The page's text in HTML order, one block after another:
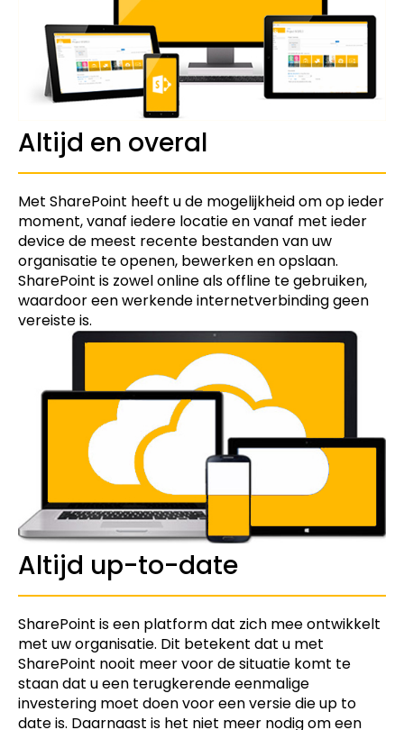
Altijd en overal
Met SharePoint heeft u de mogelijkheid om op ieder
moment, vanaf iedere locatie en vanaf met ieder
device de meest recente bestanden van uw
organisatie te openen, bewerken en opslaan.
SharePoint is zowel online als offline te gebruiken,
waardoor een werkende internetverbinding geen
vereiste is.
Altijd up-to-date
SharePoint is een platform dat zich mee ontwikkelt
met uw organisatie. Dit betekent dat u met
SharePoint nooit meer voor de situatie komt te
staan dat u een terugkerende eenmalige
investering moet doen voor een versie die up to
date is. Daarnaast is het niet meer nodig om een